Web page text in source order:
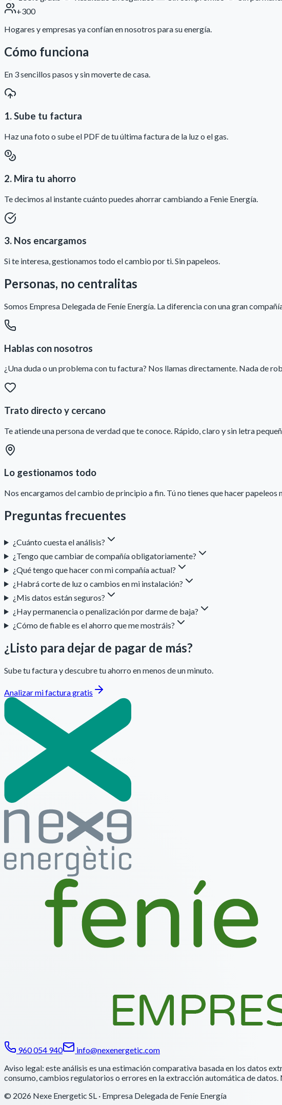
+300
Hogares y empresas ya confían en nosotros para su energía.
Cómo funciona
En 3 sencillos pasos y sin moverte de casa.
1. Sube tu factura
Haz una foto o sube el PDF de tu última factura de la luz o el gas.
2. Mira tu ahorro
Te decimos al instante cuánto puedes ahorrar cambiando a Fenie Energía.
3. Nos encargamos
Si te interesa, gestionamos todo el cambio por ti. Sin papeleos.
Personas, no centralitas
Somos Empresa Delegada de Feníe Energía. La diferencia con una gran
Hablas con nosotros
¿Una duda o un problema con tu factura? Nos llamas directamente. Nada de
Trato directo y cercano
Te atiende una persona de verdad que te conoce. Rápido, claro y sin letra
Lo gestionamos todo
Nos encargamos del cambio de principio a fin. Tú no tienes que hacer papeleos
Preguntas frecuentes
¿Cuánto cuesta el análisis?
¿Tengo que cambiar de compañía obligatoriamente?
¿Qué tengo que hacer con mi compañía actual?
¿Habrá corte de luz o cambios en mi instalación?
¿Mis datos están seguros?
¿Hay permanencia o penalización por darme de baja?
¿Cómo de fiable es el ahorro que me mostráis?
¿Listo para dejar de pagar de más?
Sube tu factura y descubre tu ahorro en menos de un minuto.
Analizar mi factura gratis
960 054 940
info@nexenergetic.com
Aviso legal: este análisis es una estimación comparativa basada en los datos
consumo, cambios regulatorios o errores en la extracción automática de
© 2026 Nexe Energetic SL · Empresa Delegada de Feníe Energía